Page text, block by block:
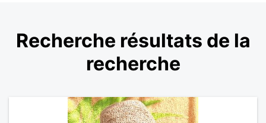
Recherche résultats de la
recherche